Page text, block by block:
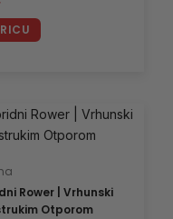
Rower | Vrhunski
Otporom